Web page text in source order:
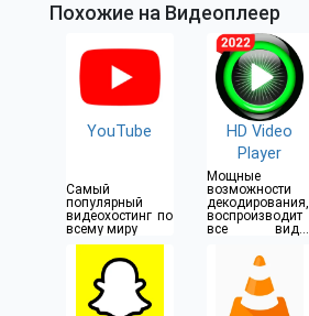
Похожие на Видеоплеер
YouTube
Самый
популярный
видеохостинг по
всему миру
HD Video
Player
Мощные
возможности
декодирования,
воспроизводит
все видео